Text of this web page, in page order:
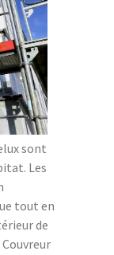
sont
Les
tout en
de